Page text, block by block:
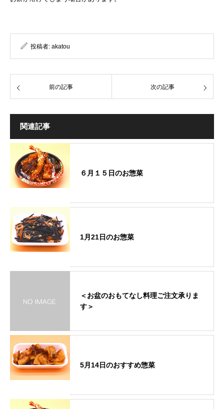
投稿者: akatou
前の記事 次の記事
関連記事
６月１５日のお惣菜
1月21日のお惣菜
＜お盆のおもてなし料理ご注文承りま
す＞
5月14日のおすすめ惣菜